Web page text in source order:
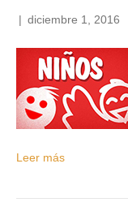
| diciembre 1, 2016
Leer más